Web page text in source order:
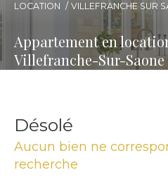
LOCATION
VILLEFRANCHE SUR
Appartement en
Villefranche-Sur-Saone
Désolé
Aucun bien ne
recherche